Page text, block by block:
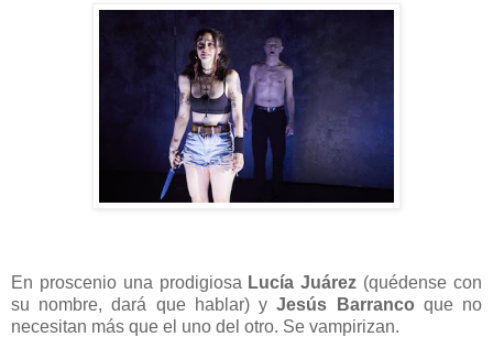
En proscenio una prodigiosa Lucía Juárez (quédense con
su nombre, dará que hablar) yJesús Barranco que no
necesitan más que el uno del otro. Se vampirizan.